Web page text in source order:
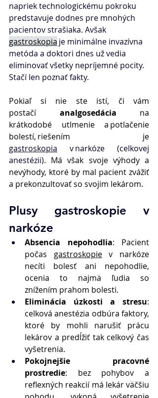
napriek technologickému pokroku
predstavuje dodnes pre mnohých
pacientov strašiaka. Avšak
gastroskopia je minimálne invazívna
metóda a doktori dnes už vedia
eliminovať všetky nepríjemné pocity.
Stačí len poznať fakty.
Pokiaľ si nie ste istí, či vám
postačí analgosedácia na
krátkodobé utlmenie a potlačenie
gastroskopia v narkóze (celkovej
anestézii). Má však svoje výhody a
nevýhody, ktoré by mal pacient zvážiť
a prekonzultovať so svojim lekárom.
Plusy gastroskopie v
narkóze
Absencia nepohodlia: Pacient
počas gastroskopie v narkóze
necíti bolesť ani nepohodlie,
ocenia to najmä ľudia so
znížením prahom bolesti.
Eliminácia úzkosti a stresu:
celková anestézia odbúra faktory,
ktoré by mohli narušiť prácu
lekárov a predĺžiť tak celkový čas
vyšetrenia.
Pokojnejšie pracovné
prostredie: bez pohybov a
reflexných reakcií má lekár väčšiu